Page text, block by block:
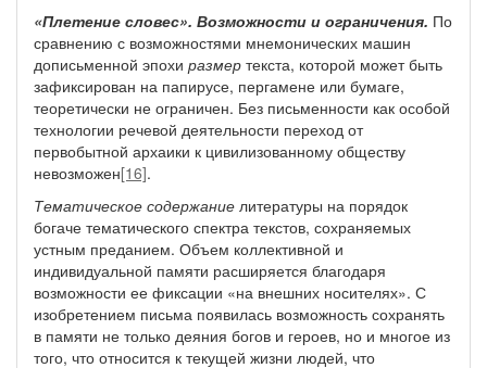
«Плетение словес». Возможности и ограничения. По
сравнению с возможностями мнемонических машин
дописьменной эпохи размер текста, которой может быть
зафиксирован на папирусе, пергамене или бумаге,
теоретически не ограничен. Без письменности как особой
технологии речевой деятельности переход от
первобытной архаики к цивилизованному обществу
невозможен[16].
Тематическое содержание литературы на порядок
богаче тематического спектра текстов, сохраняемых
устным преданием. Объем коллективной и
индивидуальной памяти расширяется благодаря
возможности ее фиксации «на внешних носителях». С
изобретением письма появилась возможность сохранять
в памяти не только деяния богов и героев, но и многое из
того, что относится к текущей жизни людей, что